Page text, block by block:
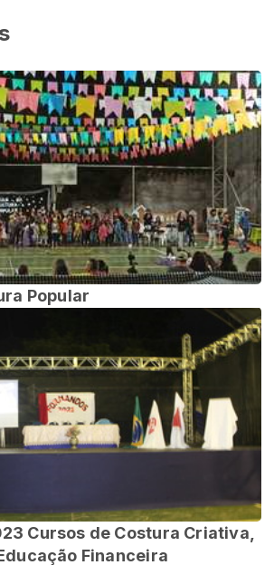
Popular
de Costura Criativa,
Financeira